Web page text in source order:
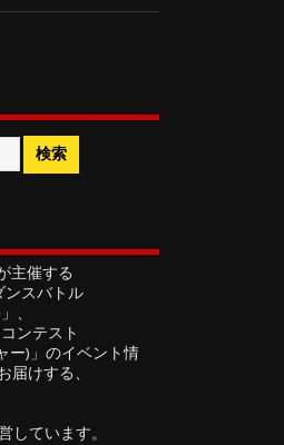
主催する
ンスバトル
、
ンテスト
ー)」のイベント情
届けする、
しています。